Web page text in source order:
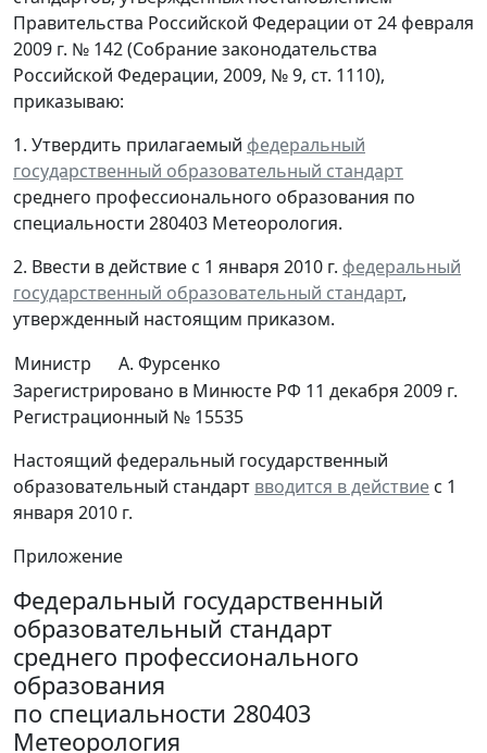
Правительства Российской Федерации от 24 февраля
2009 г. № 142 (Собрание законодательства
Российской Федерации, 2009, № 9, ст. 1110),
приказываю:
1. Утвердить прилагаемый федеральный
государственный образовательный стандарт
среднего профессионального образования по
специальности 280403 Метеорология.
2. Ввести в действие с 1 января 2010 г. федеральный
государственный образовательный стандарт,
утвержденный настоящим приказом.
Министр
А. Фурсенко
Зарегистрировано в Минюсте РФ 11 декабря 2009 г.
Регистрационный № 15535
Настоящий федеральный государственный
образовательный стандарт вводится в действие с 1
января 2010 г.
Приложение
Федеральный государственный
образовательный стандарт
среднего профессионального
образования
по специальности 280403
Метеорология